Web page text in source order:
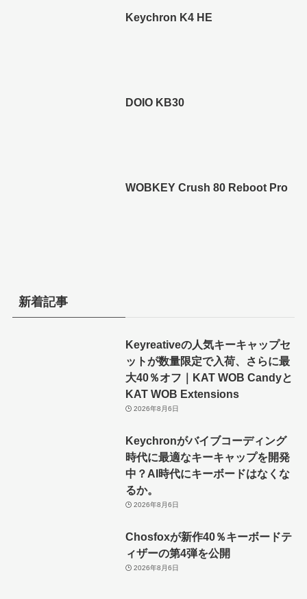
Keychron K4 HE
DOIO KB30
WOBKEY Crush 80 Reboot Pro
新着記事
Keyreativeの人気キーキャップセ
ットが数量限定で入荷、さらに最
大40％オフ｜KAT WOB Candyと
KAT WOB Extensions
2026年8月6日
Keychronがバイブコーディング
時代に最適なキーキャップを開発
中？AI時代にキーボードはなくな
るか。
2026年8月6日
Chosfoxが新作40％キーボードテ
ィザーの第4弾を公開
2026年8月6日